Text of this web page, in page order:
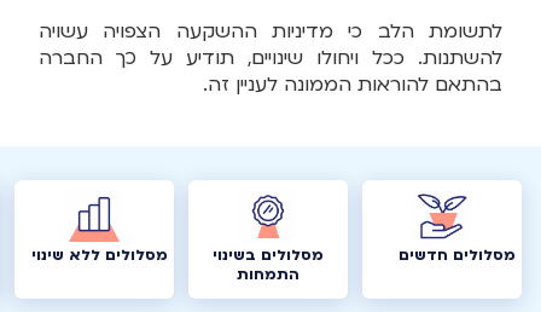
לתשומת הלב כי מדיניות ההשקעה הצפויה עשויה
להשתנות. ככל ויחולו שינויים, תודיע על כך החברה
בהתאם להוראות הממונה לעניין זה.
מסלולים חדשים
מסלולים בשינוי
התמחות
מסלולים ללא שינוי